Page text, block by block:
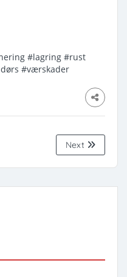
#lagring #rust
#værskader
Next